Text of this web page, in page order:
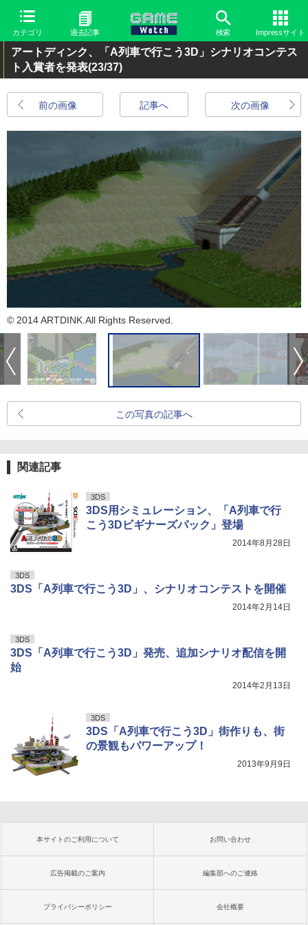
カテゴリ 過去記事 検索 Impressサイト
アートディンク、「A列車で行こう3D」シナリオコンテス
ト入賞者を発表(23/37)
前の画像 次の画像
記事へ
© 2014 ARTDINK.All Rights Reserved.
この写真の記事へ
関連記事
3DS
3DS用シミュレーション、「A列車で行
こう3Dビギナーズパック」登場
2014年8月28日
3DS
3DS「A列車で行こう3D」、シナリオコンテストを開催
2014年2月14日
3DS
3DS「A列車で行こう3D」発売、追加シナリオ配信を開
始
2014年2月13日
3DS
3DS「A列車で行こう3D」街作りも、街
の景観もパワーアップ！
2013年9月9日
本サイトのご利用について お問い合わせ
広告掲載のご案内 編集部へのご連絡
プライバシーポリシー 会社概要